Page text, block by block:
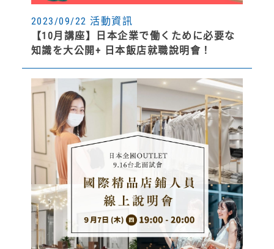
2023/09/22 活動資訊
【10月講座】日本企業で働くために必要な
知識を大公開+ 日本飯店就職說明會！